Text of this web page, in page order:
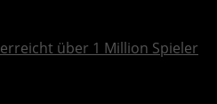
erreicht über 1 Million Spieler